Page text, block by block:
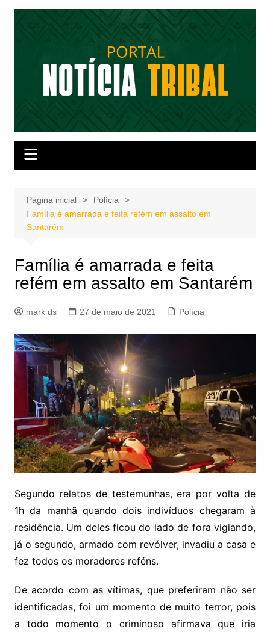
Página inicial
Polícia
Família é amarrada e feita refém em assalto em
Santarém
Família é amarrada e feita
refém em assalto em Santarém
mark ds 27 de maio de 2021 Polícia
Segundo relatos de testemunhas, era por volta de
1h da manhã quando dois indivíduos chegaram à
residência. Um deles ficou do lado de fora vigiando,
já o segundo, armado com revólver, invadiu a casa e
fez todos os moradores reféns.
De acordo com as vítimas, que preferiram não ser
identificadas, foi um momento de muito terror, pois
a todo momento o criminoso afirmava que iria